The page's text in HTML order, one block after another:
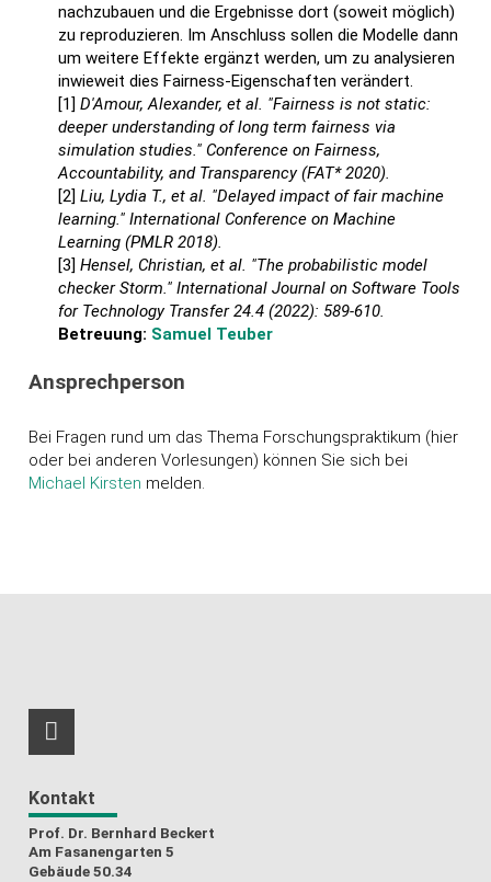
nachzubauen und die Ergebnisse dort (soweit möglich)
zu reproduzieren. Im Anschluss sollen die Modelle dann
um weitere Effekte ergänzt werden, um zu analysieren
inwieweit dies Fairness-Eigenschaften verändert.
[1]D'Amour, Alexander, et al. "Fairness is not static:
deeper understanding of long term fairness via
simulation studies." Conference on Fairness,
Accountability, and Transparency (FAT* 2020).
[2]Liu, Lydia T., et al. "Delayed impact of fair machine
learning." International Conference on Machine
Learning (PMLR 2018).
[3]Hensel, Christian, et al. "The probabilistic model
checker Storm." International Journal on Software Tools
for Technology Transfer 24.4 (2022): 589-610.
Betreuung: Samuel Teuber
Ansprechperson
Bei Fragen rund um das Thema Forschungspraktikum (hier
oder bei anderen Vorlesungen) können Sie sich bei
Michael Kirsten melden.
RSS-Feed
Kontakt
Prof. Dr. Bernhard Beckert
Am Fasanengarten 5
Gebäude 50.34